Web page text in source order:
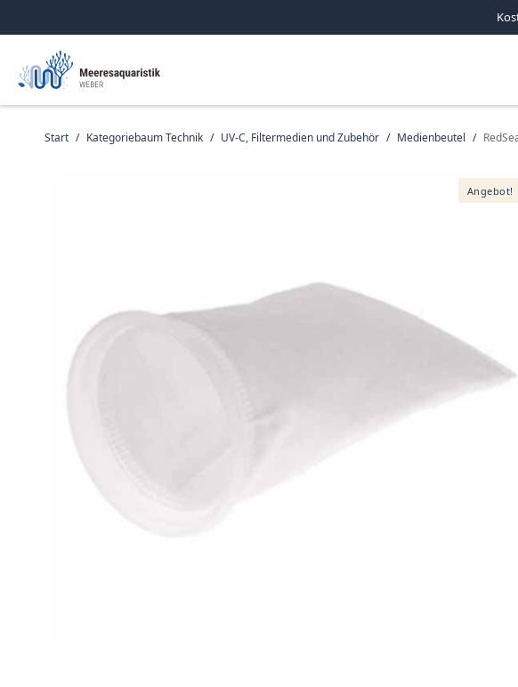
Start / Kategoriebaum Technik / UV-C, Filtermedien und Zubehör / Medienbeutel /
Angebot!